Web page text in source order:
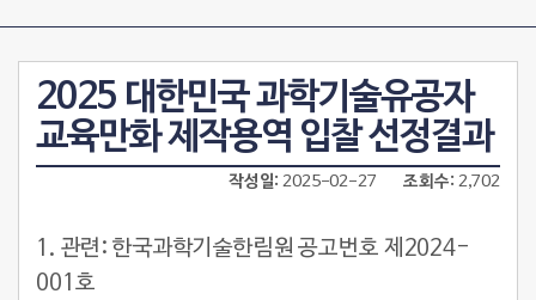
2025 대한민국 과학기술유공자
교육만화 제작용역 입찰 선정결과
작성일 2025-02-27 조회수 2,702
1. 관련: 한국과학기술한림원 공고번호 제2024-
001호